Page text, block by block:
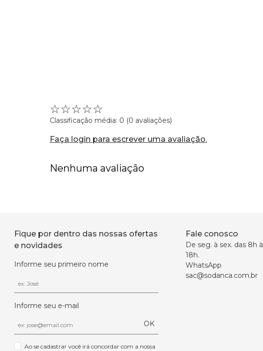
☆☆☆☆☆
Classificação média: 0 (0 avaliações)
Faça login para escrever uma avaliação.
Nenhuma avaliação
Fique por dentro das nossas ofertas
e novidades
Informe seu primeiro nome
Informe seu e-mail
OK
Fale conosco
De seg. à sex. das 8h
18h.
WhatsApp
sac@sodanca.com.br